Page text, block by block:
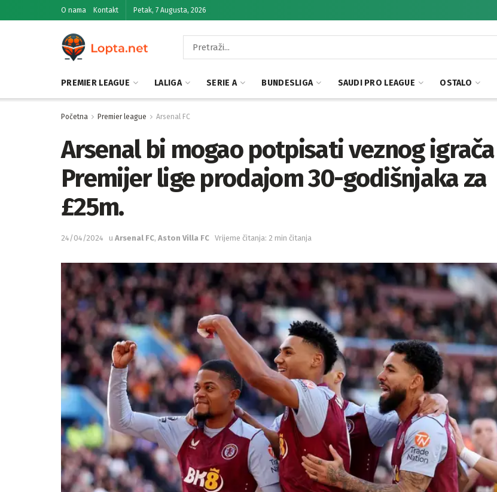
O nama Kontakt Petak, 7 Augusta, 2026
PREMIER LEAGUE LALIGA SERIE A BUNDESLIGA SAUDI PRO LEAGUE OSTALO
Početna Premier league Arsenal FC
Arsenal bi mogao potpisati veznog igrača
Premijer lige prodajom 30-godišnjaka za
£25m.
24/04/2024 u Arsenal FC, Aston Villa FC Vrijeme čitanja: 2 min čitanja